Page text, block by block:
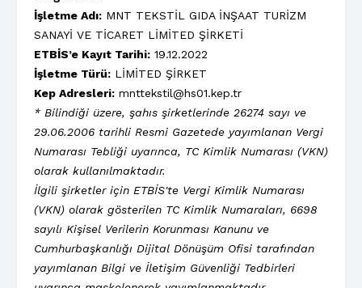
İşletme Adı: MNT TEKSTİL GIDA İNŞAAT TURİZM
SANAYİ VE TİCARET LİMİTED ŞİRKETİ
ETBİS’e Kayıt Tarihi: 19.12.2022
İşletme Türü: LİMİTED ŞİRKET
Kep Adresleri: mnttekstil@hs01.kep.tr
* Bilindiği üzere, şahıs şirketlerinde 26274 sayı ve
29.06.2006 tarihli Resmi Gazetede yayımlanan Vergi
Numarası Tebliği uyarınca, TC Kimlik Numarası (VKN)
olarak kullanılmaktadır.
İlgili şirketler için ETBİS'te Vergi Kimlik Numarası
(VKN) olarak gösterilen TC Kimlik Numaraları, 6698
sayılı Kişisel Verilerin Korunması Kanunu ve
Cumhurbaşkanlığı Dijital Dönüşüm Ofisi tarafından
yayımlanan Bilgi ve İletişim Güvenliği Tedbirleri